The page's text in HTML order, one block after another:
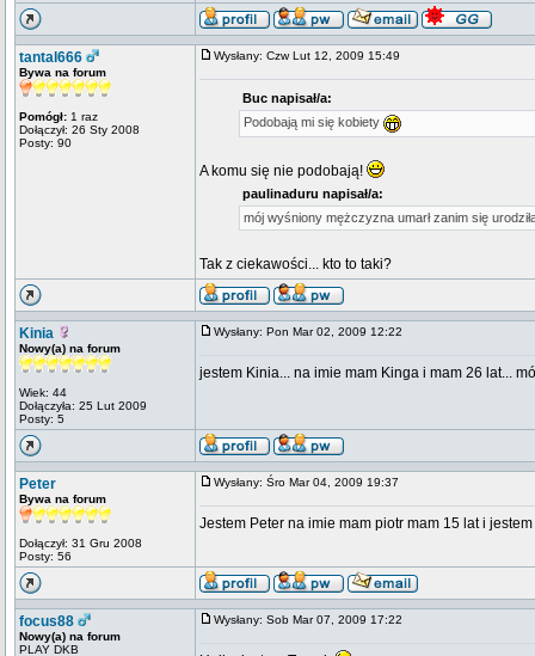
tantal666
Bywa na forum
Pomógł: 1 raz
Dołączył: 26 Sty 2008
Posty: 90
Wysłany: Czw Lut 12, 2009 15:49
Buc napisał/a:
Podobają mi się kobiety
A komu się nie podobają!
paulinaduru napisał/a:
mój wyśniony mężczyzna umarł zanim się
Tak z ciekawości... kto to taki?
Kinia
Nowy(a) na forum
Wiek: 44
Dołączyła: 25 Lut 2009
Posty: 5
Wysłany: Pon Mar 02, 2009 12:22
jestem Kinia... na imie mam Kinga i mam 26 lat...
Peter
Bywa na forum
Dołączył: 31 Gru 2008
Posty: 56
Wysłany: Śro Mar 04, 2009 19:37
Jestem Peter na imie mam piotr mam 15 lat i
focus88
Nowy(a) na forum
PLAY DKB
Wysłany: Sob Mar 07, 2009 17:22